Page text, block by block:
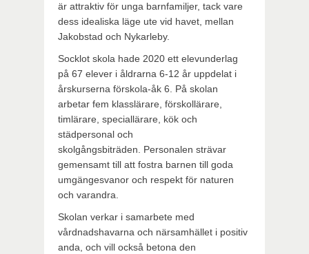
är attraktiv för unga barnfamiljer, tack vare
dess idealiska läge ute vid havet, mellan
Jakobstad och Nykarleby.
Socklot skola hade 2020 ett elevunderlag
på 67 elever i åldrarna 6-12 år uppdelat i
årskurserna förskola-åk 6. På skolan
arbetar fem klasslärare, förskollärare,
timlärare, speciallärare, kök och
städpersonal och
skolgångsbiträden. Personalen strävar
gemensamt till att fostra barnen till goda
umgängesvanor och respekt för naturen
och varandra.
Skolan verkar i samarbete med
vårdnadshavarna och närsamhället i positiv
anda, och vill också betona den